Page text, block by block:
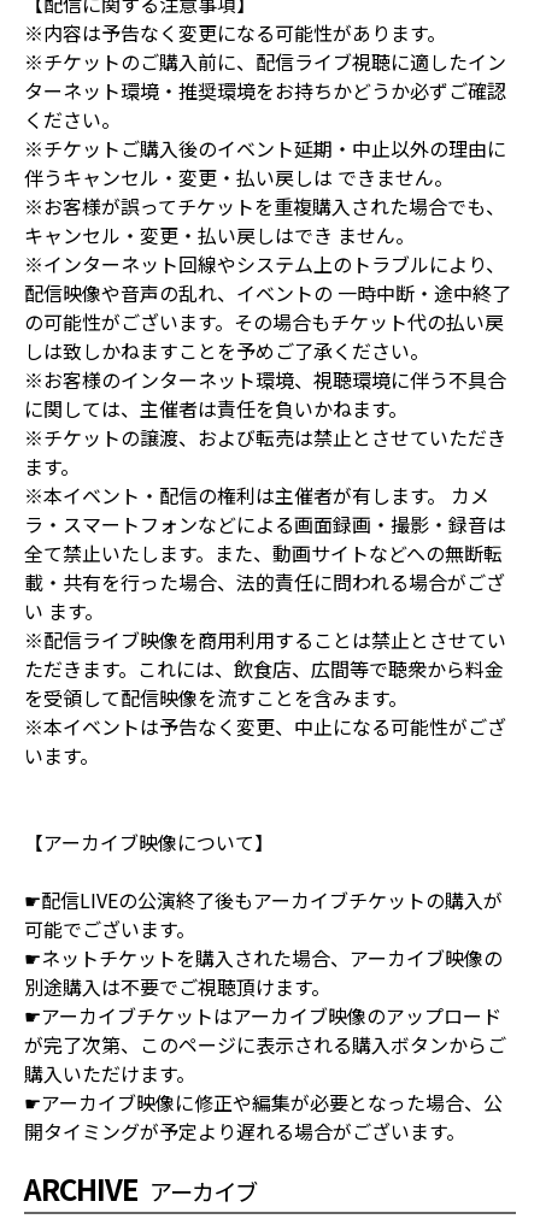
※内容は予告なく変更になる可能性があります。
※チケットのご購入前に、配信ライブ視聴に適したイン
ターネット環境・推奨環境をお持ちかどうか必ずご確認
ください。
※チケットご購入後のイベント延期・中止以外の理由に
伴うキャンセル・変更・払い戻しは できません。
※お客様が誤ってチケットを重複購入された場合でも、
キャンセル・変更・払い戻しはでき ません。
※インターネット回線やシステム上のトラブルにより、
配信映像や音声の乱れ、イベントの 一時中断・途中終了
の可能性がございます。その場合もチケット代の払い戻
しは致しかねますことを予めご了承ください。
※お客様のインターネット環境、視聴環境に伴う不具合
に関しては、主催者は責任を負いかねます。
※チケットの譲渡、および転売は禁止とさせていただき
ます。
※本イベント・配信の権利は主催者が有します。 カメ
ラ・スマートフォンなどによる画面録画・撮影・録音は
全て禁止いたします。また、動画サイトなどへの無断転
載・共有を行った場合、法的責任に問われる場合がござ
い ます。
※配信ライブ映像を商用利用することは禁止とさせてい
ただきます。これには、飲食店、広間等で聴衆から料金
を受領して配信映像を流すことを含みます。
※本イベントは予告なく変更、中止になる可能性がござ
います。
【アーカイブ映像について】
☛配信LIVEの公演終了後もアーカイブチケットの購入が
可能でございます。
☛ネットチケットを購入された場合、アーカイブ映像の
別途購入は不要でご視聴頂けます。
☛アーカイブチケットはアーカイブ映像のアップロード
が完了次第、このページに表示される購入ボタンからご
購入いただけます。
☛アーカイブ映像に修正や編集が必要となった場合、公
開タイミングが予定より遅れる場合がございます。
ARCHIVE アーカイブ